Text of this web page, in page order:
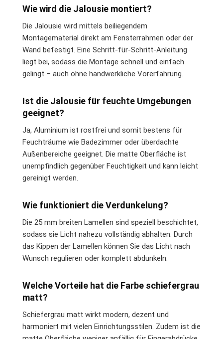
Wie wird die Jalousie montiert?
Die Jalousie wird mittels beiliegendem
Montagematerial direkt am Fensterrahmen oder der
Wand befestigt. Eine Schritt-für-Schritt-Anleitung
liegt bei, sodass die Montage schnell und einfach
gelingt – auch ohne handwerkliche Vorerfahrung.
Ist die Jalousie für feuchte Umgebungen
geeignet?
Ja, Aluminium ist rostfrei und somit bestens für
Feuchträume wie Badezimmer oder überdachte
Außenbereiche geeignet. Die matte Oberfläche ist
unempfindlich gegenüber Feuchtigkeit und kann leicht
gereinigt werden.
Wie funktioniert die Verdunkelung?
Die 25 mm breiten Lamellen sind speziell beschichtet,
sodass sie Licht nahezu vollständig abhalten. Durch
das Kippen der Lamellen können Sie das Licht nach
Wunsch regulieren oder komplett abdunkeln.
Welche Vorteile hat die Farbe schiefergrau
matt?
Schiefergrau matt wirkt modern, dezent und
harmoniert mit vielen Einrichtungsstilen. Zudem ist die